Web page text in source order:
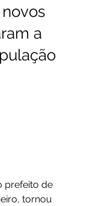
a
prefeito de
tornou